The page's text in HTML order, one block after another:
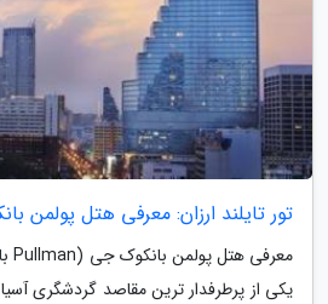
تور تایلند ارزان: معرفی هتل پولمن
یکی از پرطرفدار ترین مقاصد گردشگری